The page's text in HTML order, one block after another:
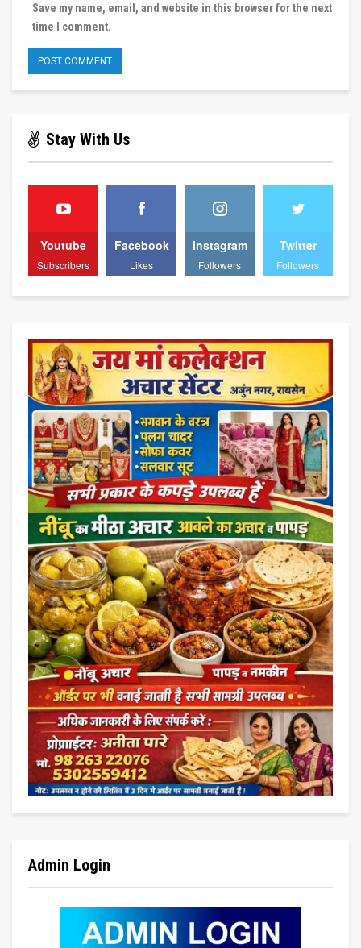
Save my name, email, and website in this browser for the next
time I comment.
Stay With Us
Youtube
Subscribers
Facebook
Likes
Instagram
Followers
Twitter
Followers
Admin Login